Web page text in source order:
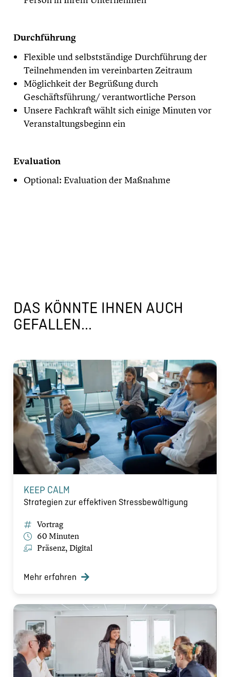
Durchführung
Flexible und selbstständige Durchführung der
Teilnehmenden im vereinbarten Zeitraum
Möglichkeit der Begrüßung durch
Geschäftsführung/ verantwortliche Person
Unsere Fachkraft wählt sich einige Minuten vor
Veranstaltungsbeginn ein
Evaluation
Optional: Evaluation der Maßnahme
DAS KÖNNTE IHNEN AUCH
GEFALLEN...
KEEP CALM
Strategien zur effektiven Stressbewältigung
Vortrag
60 Minuten
Präsenz, Digital
Mehr erfahren